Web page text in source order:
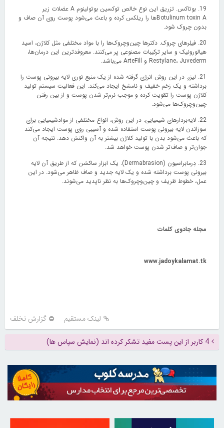
19. بوتاکس. تزریق این نوع خالص توکسین بوتولینوم A عضلات زیر
Botulinum toxin A‌ها را ریلکس کرده و باعث می‌شود پوست روی آن صاف و
بدون چروک شود.
20. فیلِرهای چروک. دکترها چین‌وچروک‌ها را با مواد مختلفی مثل کلاژن، اسید
هیالورونیک و سایر ترکیبات مصنوعی پر می‌کنند. معروفدترین این درمان‌ها،
Restylane، Juvederm و ArteFill می‌باشد.
21. لیزر. در این روش انرژی گرفته شده از یک منبع نوری لایه بیرونی پوست را
برداشته و یک زخم خفیف و نامشخ ایجاد می‌کند. این فعالیت سیستم تولید
کلاژن پوست را تقویت کرده و موجب نرم‌تر شدن پوست و از بین رفتن
چین‌وچروک‌ها می‌شود.
22. لایه‌بردارهای شیمیایی. در این روش، انواع مختلفی از موادشیمیایی برای
سوزاندن لایه بیرونی پوست استفاده شده و آسیبی روی پوست ایجاد می‌کند
که باعث می‌شود بدن با تولید کلاژن بیشتر به آن واکنش دهد. نتیجه آن
جوان‌تر و صاف‌تر شدن پوست خواهد شد.
23. دِرمابراسیون (Dermabrasion). یک ابزار ساکشن که از طریق آن لایه
بیرونی پوست برداشته شده و یک لایه جدید و صاف ظاهر می‌شود. در این
عمل، خطوط ظریف و چین‌وچروک‌ها به نظر ناپدید می‌شوند.
مجله جادوی کلمات
www.jadoykalamat.tk
لینک مستقیم گزارش تخلف
4 کاربر از این پست مفید تشکر کرده اند (نمایش سپاس ها)